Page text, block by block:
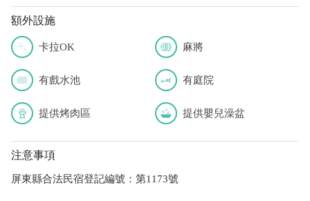
額外設施
卡拉OK 麻將
有戲水池 有庭院
提供烤肉區 提供嬰兒澡盆
注意事項
屏東縣合法民宿登記編號：第1173號